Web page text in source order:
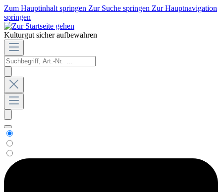
Zum Hauptinhalt springen Zur Suche springen Zur Hauptnavigation
springen
Kulturgut sicher aufbewahren